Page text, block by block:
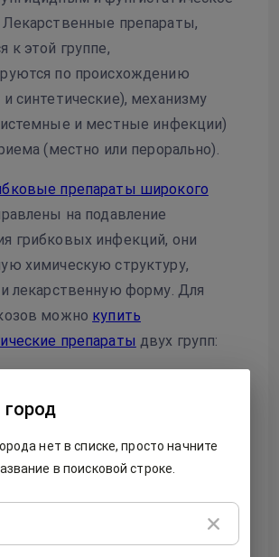
препараты,
к этой группе,
по происхождению
синтетические), механизму
и местные инфекции)
(местно или перорально).
препараты широкого
на подавление
грибковых инфекций, они
химическую структуру,
и лекарственную форму. Для
можно купить
препараты двух групп:
для наружного применения
заболевания, они
мазей, кремов, лака
спреев, порошков и
нет в списке, просто начните
в поисковой строке.